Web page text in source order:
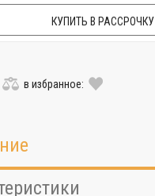
КУПИТЬ В РАССРОЧКУ
в избранное: